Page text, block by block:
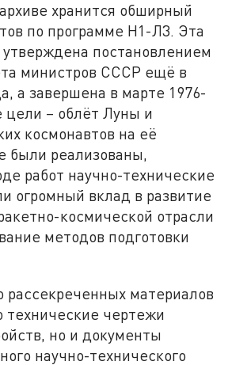
хранится обширный
по программе Н1-Л3. Эта
постановлением
министров СССР ещё в
а завершена в марте 1976-
цели – облёт Луны и
космонавтов на её
были реализованы,
работ научно-технические
огромный вклад в развитие
космической отрасли
методов подготовки
рассекреченных материалов
технические чертежи
но и документы
научно-технического